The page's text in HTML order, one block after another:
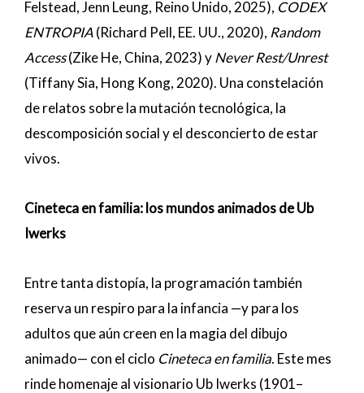
Felstead, Jenn Leung, Reino Unido, 2025), CODEX
ENTROPIA(Richard Pell, EE. UU., 2020), Random
Access(Zike He, China, 2023) yNever Rest/Unrest
(Tiffany Sia, Hong Kong, 2020). Una constelación
de relatos sobre la mutación tecnológica, la
descomposición social y el desconcierto de estar
vivos.
Cineteca en familia: los mundos animados de Ub
Iwerks
Entre tanta distopía, la programación también
reserva un respiro para la infancia —y para los
adultos que aún creen en la magia del dibujo
animado— con el ciclo Cineteca en familia. Este mes
rinde homenaje al visionario Ub Iwerks (1901–